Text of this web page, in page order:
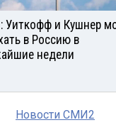
Уиткофф и Кушнер
в Россию в
недели
Новости СМИ2